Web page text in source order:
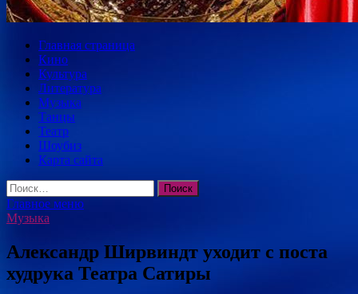
Главная страница
Кино
Культура
Литература
Музыка
Танцы
Театр
Шоубиз
Карта сайта
Найти:
Главное меню
Музыка
Александр Ширвиндт уходит с поста
худрука Театра Сатиры